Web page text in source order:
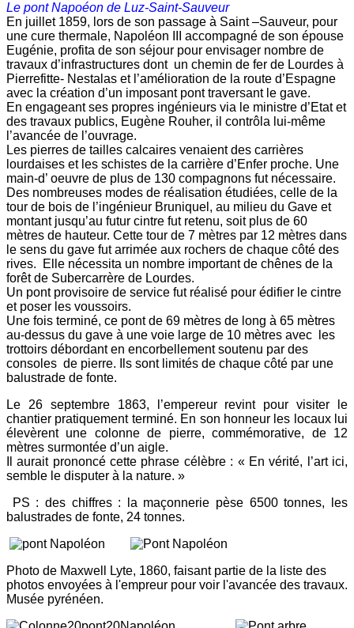
Le pont Napoéon de Luz-Saint-Sauveur
En juillet 1859, lors de son passage à Saint –Sauveur, pour
une cure thermale, Napoléon III accompagné de son épouse
Eugénie, profita de son séjour pour envisager nombre de
travaux d’infrastructures dont un chemin de fer de Lourdes à
Pierrefitte- Nestalas et l’amélioration de la route d’Espagne
avec la création d’un imposant pont traversant le gave.
En engageant ses propres ingénieurs via le ministre d’Etat et
des travaux publics, Eugène Rouher, il contrôla lui-même
l’avancée de l’ouvrage.
Les pierres de tailles calcaires venaient des carrières
lourdaises et les schistes de la carrière d’Enfer proche. Une
main-d’ oeuvre de plus de 130 compagnons fut nécessaire.
Des nombreuses modes de réalisation étudiées, celle de la
tour de bois de l’ingénieur Bruniquel, au milieu du Gave et
montant jusqu’au futur cintre fut retenu, soit plus de 60
mètres de hauteur. Cette tour de 7 mètres par 12 mètres dans
le sens du gave fut arrimée aux rochers de chaque côté des
rives. Elle nécessita un nombre important de chênes de la
forêt de Subercarrère de Lourdes.
Un pont provisoire de service fut réalisé pour édifier le cintre
et poser les voussoirs.
Une fois terminé, ce pont de 69 mètres de long à 65 mètres
au-dessus du gave à une voie large de 10 mètres avec les
trottoirs débordant en encorbellement soutenu par des
consoles de pierre. Ils sont limités de chaque côté par une
balustrade de fonte.
Le 26 septembre 1863, l’empereur revint pour visiter le
chantier pratiquement terminé. En son honneur les locaux lui
élevèrent une colonne de pierre, commémorative, de 12
mètres surmontée d’un aigle.
Il aurait prononcé cette phrase célèbre : « En vérité, l’art ici,
semble le disputer à la nature. »
PS : des chiffres : la maçonnerie pèse 6500 tonnes, les
balustrades de fonte, 24 tonnes.
Photo de Maxwell Lyte, 1860, faisant partie de la liste des
photos envoyées à l'empreur pour voir l'avancée des travaux.
Musée pyrénéen.